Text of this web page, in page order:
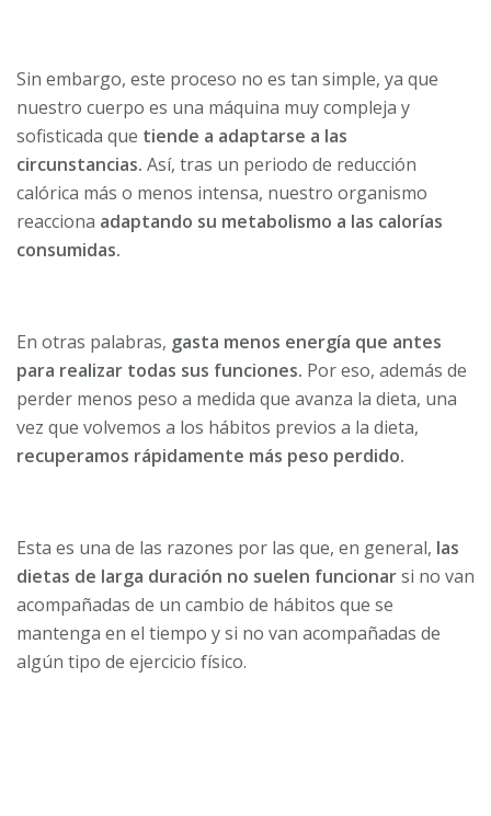
Sin embargo, este proceso no es tan simple, ya que
nuestro cuerpo es una máquina muy compleja y
sofisticada que tiende a adaptarse a las
circunstancias. Así, tras un periodo de reducción
calórica más o menos intensa, nuestro organismo
reacciona adaptando su metabolismo a las calorías
consumidas.
En otras palabras, gasta menos energía que antes
para realizar todas sus funciones. Por eso, además de
perder menos peso a medida que avanza la dieta, una
vez que volvemos a los hábitos previos a la dieta,
recuperamos rápidamente más peso perdido.
Esta es una de las razones por las que, en general, las
dietas de larga duración no suelen funcionarsi no van
acompañadas de un cambio de hábitos que se
mantenga en el tiempo y si no van acompañadas de
algún tipo de ejercicio físico.